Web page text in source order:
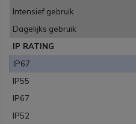
Intensief gebruik
Dagelijks gebruik
IP RATING
IP67
IP55
IP67
IP52